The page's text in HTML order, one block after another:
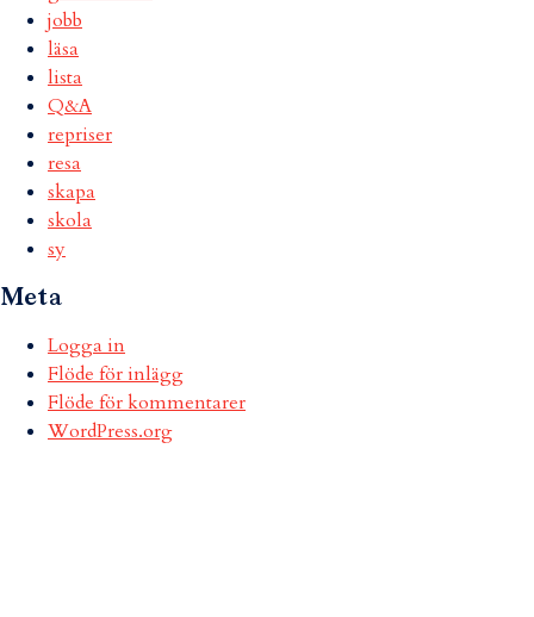
jobb
läsa
lista
Q&A
repriser
resa
skapa
skola
sy
Meta
Logga in
Flöde för inlägg
Flöde för kommentarer
WordPress.org